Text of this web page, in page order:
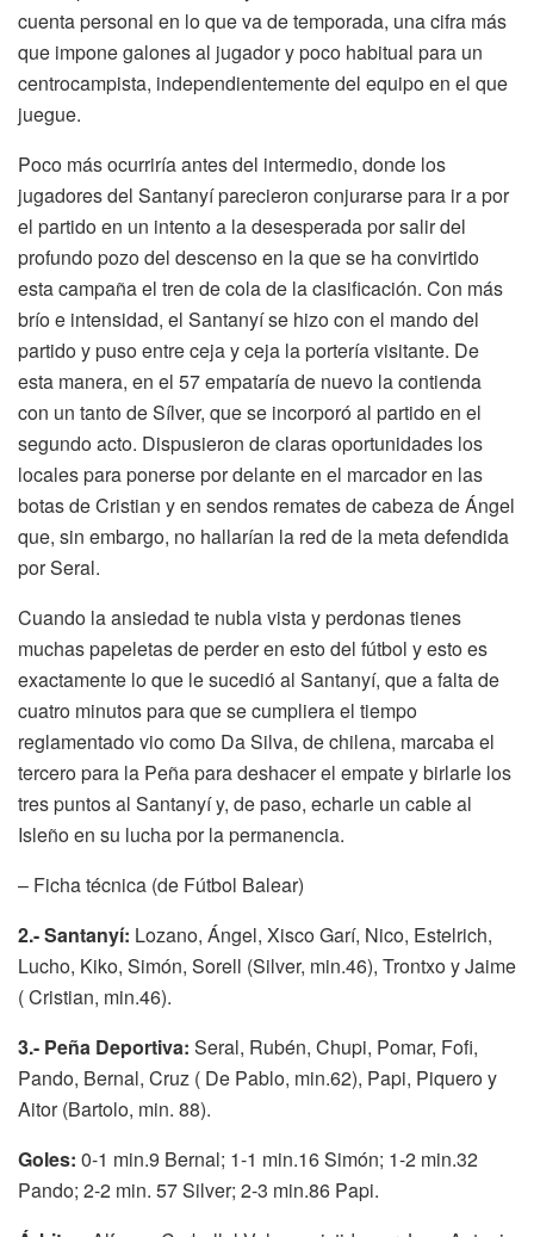
cuenta personal en lo que va de temporada, una cifra más
que impone galones al jugador y poco habitual para un
centrocampista, independientemente del equipo en el que
juegue.
Poco más ocurriría antes del intermedio, donde los
jugadores del Santanyí parecieron conjurarse para ir a por
el partido en un intento a la desesperada por salir del
profundo pozo del descenso en la que se ha convirtido
esta campaña el tren de cola de la clasificación. Con más
brío e intensidad, el Santanyí se hizo con el mando del
partido y puso entre ceja y ceja la portería visitante. De
esta manera, en el 57 empataría de nuevo la contienda
con un tanto de Sílver, que se incorporó al partido en el
segundo acto. Dispusieron de claras oportunidades los
locales para ponerse por delante en el marcador en las
botas de Cristian y en sendos remates de cabeza de Ángel
que, sin embargo, no hallarían la red de la meta defendida
por Seral.
Cuando la ansiedad te nubla vista y perdonas tienes
muchas papeletas de perder en esto del fútbol y esto es
exactamente lo que le sucedió al Santanyí, que a falta de
cuatro minutos para que se cumpliera el tiempo
reglamentado vio como Da Silva, de chilena, marcaba el
tercero para la Peña para deshacer el empate y birlarle los
tres puntos al Santanyí y, de paso, echarle un cable al
Isleño en su lucha por la permanencia.
– Ficha técnica (de Fútbol Balear)
2.- Santanyí: Lozano, Ángel, Xisco Garí, Nico, Estelrich,
Lucho, Kiko, Simón, Sorell (Silver, min.46), Trontxo y Jaime
( Cristian, min.46).
3.- Peña Deportiva: Seral, Rubén, Chupi, Pomar, Fofi,
Pando, Bernal, Cruz ( De Pablo, min.62), Papi, Piquero y
Aitor (Bartolo, min. 88).
Goles: 0-1 min.9 Bernal; 1-1 min.16 Simón; 1-2 min.32
Pando; 2-2 min. 57 Silver; 2-3 min.86 Papi.